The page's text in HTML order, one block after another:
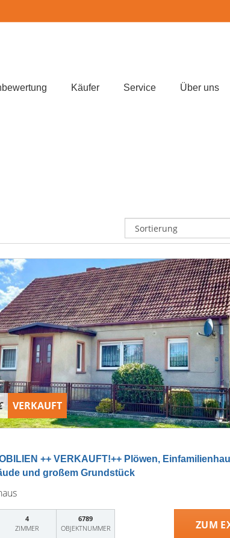
Käufer Service Über uns
VERKAUFT
++ VERKAUFT!++ Plöwen,
und großem Grundstück
4
ZIMMER
6789
OBJEKTNUMMER
ZUM